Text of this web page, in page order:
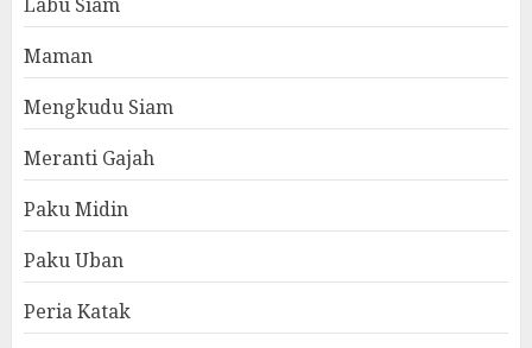
Maman
Mengkudu Siam
Meranti Gajah
Paku Midin
Paku Uban
Peria Katak